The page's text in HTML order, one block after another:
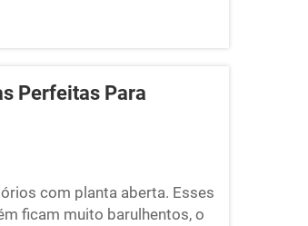
Perfeitas Para
com planta aberta. Esses
ficam muito barulhentos, o